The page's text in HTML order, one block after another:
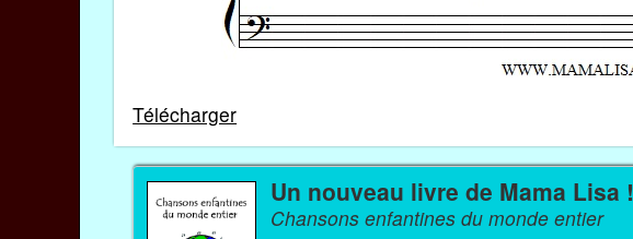
Télécharger
Un nouveau livre de Mama Lisa !
Chansons enfantines du monde entier